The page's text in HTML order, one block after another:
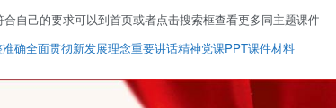
自己的要求可以到首页或者点击搜索框查看更多同主题课件
确全面贯彻新发展理念重要讲话精神党课PPT课件材料